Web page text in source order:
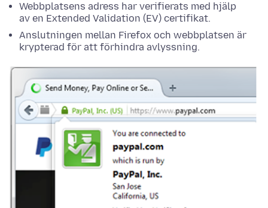
Webbplatsens adress har verifierats med hjälp
av en Extended Validation (EV) certifikat.
Anslutningen mellan Firefox och webbplatsen är
krypterad för att förhindra avlyssning.